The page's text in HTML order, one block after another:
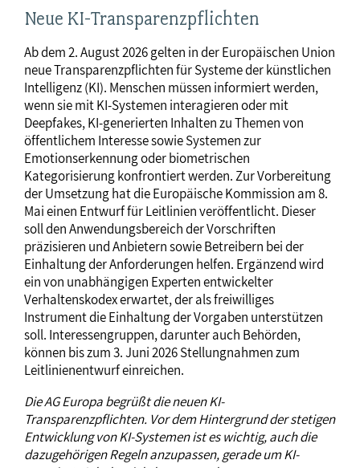
Neue KI-Transparenzpflichten
Ab dem 2. August 2026 gelten in der Europäischen Union
neue Transparenzpflichten für Systeme der künstlichen
Intelligenz (KI). Menschen müssen informiert werden,
wenn sie mit KI-Systemen interagieren oder mit
Deepfakes, KI-generierten Inhalten zu Themen von
öffentlichem Interesse sowie Systemen zur
Emotionserkennung oder biometrischen
Kategorisierung konfrontiert werden. Zur Vorbereitung
der Umsetzung hat die Europäische Kommission am 8.
Mai einen Entwurf für Leitlinien veröffentlicht. Dieser
soll den Anwendungsbereich der Vorschriften
präzisieren und Anbietern sowie Betreibern bei der
Einhaltung der Anforderungen helfen. Ergänzend wird
ein von unabhängigen Experten entwickelter
Verhaltenskodex erwartet, der als freiwilliges
Instrument die Einhaltung der Vorgaben unterstützen
soll. Interessengruppen, darunter auch Behörden,
können bis zum 3. Juni 2026 Stellungnahmen zum
Leitlinienentwurf einreichen.
Die AG Europa begrüßt die neuen KI-
Transparenzpflichten. Vor dem Hintergrund der stetigen
Entwicklung von KI-Systemen ist es wichtig, auch die
dazugehörigen Regeln anzupassen, gerade um KI-